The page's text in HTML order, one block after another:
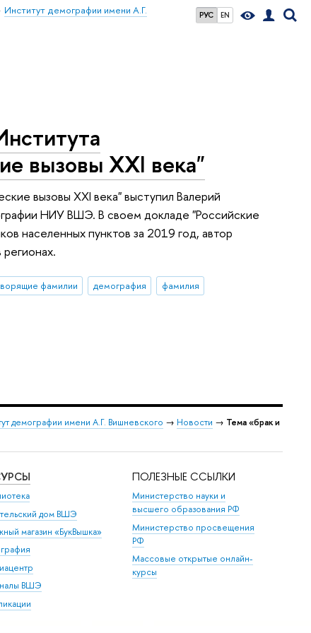
РУС EN
Институт демографии имени А.Г.
вызовы XXI века"
вызовы XXI века" выступил Валерий
НИУ ВШЭ. В своем докладе "Российские
населенных пунктов за 2019 год, автор
фамилии демография фамилия
демографии имени А.Г. Вишневского → Новости → Тема «брак и
дом ВШЭ
магазин «БукВышка»
ВШЭ
ПОЛЕЗНЫЕ ССЫЛКИ
Министерство науки и
высшего образования РФ
Министерство просвещения
РФ
Массовые открытые онлайн-
курсы